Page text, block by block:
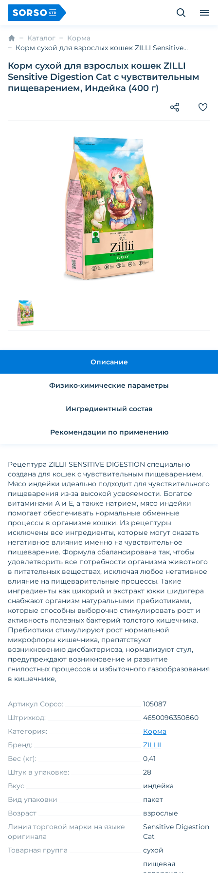
Каталог
Корма
Корм сухой для взрослых кошек ZILLI Sensitive
Индейка (400 г)
Корм сухой для взрослых кошек ZILLI
Sensitive Digestion Cat с чувствительным
пищеварением, Индейка (400 г)
Описание
Физико-химические параметры
Ингредиентный состав
Рекомендации по применению
Рецептура ZILLII SENSITIVE DIGESTION специально
создана для кошек с чувствительным пищеварением.
Мясо индейки идеально подходит для чувствительного
пищеварения из-за высокой усвояемости. Богатое
витаминами А и Е, а также натрием, мясо индейки
помогает обеспечивать нормальные обменные
процессы в организме кошки. Из рецептуры
исключены все ингредиенты, которые могут оказать
негативное влияние именно на чувствительное
пищеварение. Формула сбалансирована так, чтобы
удовлетворить все потребности организма животного
в питательных веществах, исключая любое негативное
влияние на пищеварительные процессы. Такие
ингредиенты как цикорий и экстракт юкки шидигера
снабжают организм натуральными пребиотиками,
которые способны выборочно стимулировать рост и
активность полезных бактерий толстого кишечника.
Пребиотики стимулируют рост нормальной
микрофлоры кишечника, препятствуют
возникновению дисбактериоза, нормализуют стул,
предупреждают возникновение и развитие
гнилостных процессов и избыточного газообразования
в кишечнике,
Артикул Copco:
105087
Штрихкод:
4650096350860
Категория:
Корма
Бренд:
ZILLII
Вес (кг):
0,41
Штук в упаковке:
28
Вкус
индейка
Вид упаковки
пакет
Возраст
взрослые
Линия торговой марки на языке
оригинала
Sensitive Digestion
Cat
Товарная группа
сухой
пищевая